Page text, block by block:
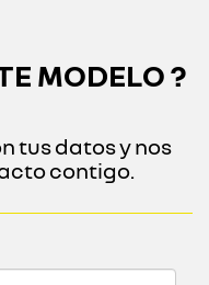
MODELO ?
tus datos y nos
contigo.